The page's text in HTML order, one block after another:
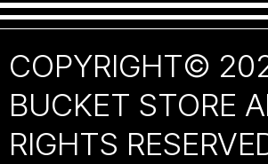
COPYRIGHT©
BUCKET STORE
RIGHTS